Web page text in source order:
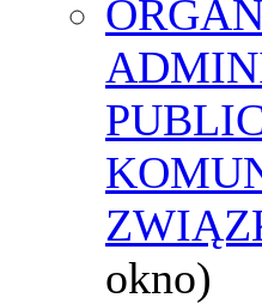
okno)